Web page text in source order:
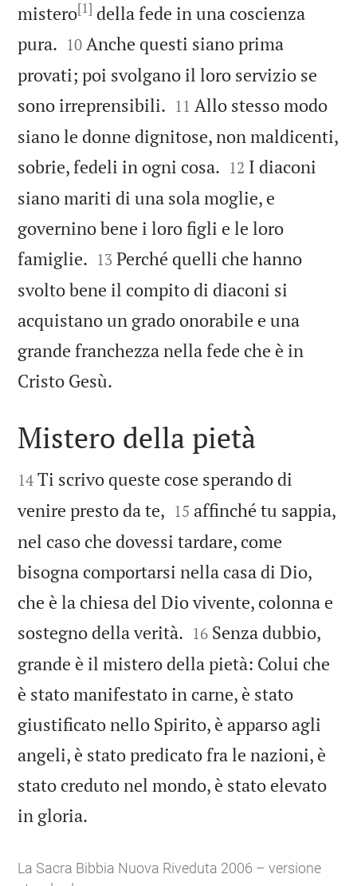
mistero[1] della fede in una coscienza
pura. 

10 Anche questi siano prima
provati; poi svolgano il loro servizio se
sono irreprensibili. 

11 Allo stesso modo
siano le donne dignitose, non maldicenti,
sobrie, fedeli in ogni cosa. 

12 I diaconi
siano mariti di una sola moglie, e
governino bene i loro figli e le loro
famiglie. 

13 Perché quelli che hanno
svolto bene il compito di diaconi si
acquistano un grado onorabile e una
grande franchezza nella fede che è in
Cristo Gesù.

Mistero della pietà

14 Ti scrivo queste cose sperando di
venire presto da te, 

15 affinché tu sappia,
nel caso che dovessi tardare, come
bisogna comportarsi nella casa di Dio,
che è la chiesa del Dio vivente, colonna e
sostegno della verità. 

16 Senza dubbio,
grande è il mistero della pietà: Colui che
è stato manifestato in carne, è stato
giustificato nello Spirito, è apparso agli
angeli, è stato predicato fra le nazioni, è
stato creduto nel mondo, è stato elevato
in gloria.
La Sacra Bibbia Nuova Riveduta 2006 – versione